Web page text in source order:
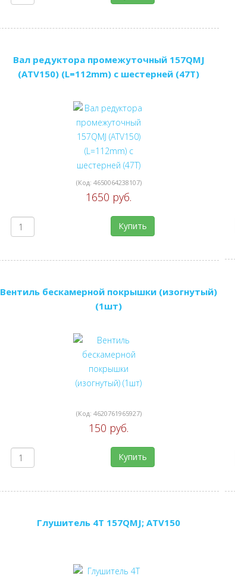
Вал редуктора промежуточный 157QMJ
(ATV150) (L=112mm) с шестерней (47Т)
(Код: 4650064238107)
1650 руб.
Купить
Вентиль бескамерной покрышки (изогнутый)
(1шт)
(Код: 4620761965927)
150 руб.
Купить
Глушитель 4Т 157QMJ; ATV150